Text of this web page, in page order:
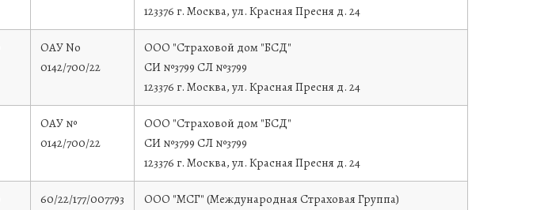
123376 г. Москва, ул. Красная Пресня д. 24
ОАУ No
0142/700/22
ООО "Страховой дом "БСД"
СИ №3799 СЛ №3799
123376 г. Москва, ул. Красная Пресня д. 24
ОАУ №
0142/700/22
ООО "Страховой дом "БСД"
СИ №3799 СЛ №3799
123376 г. Москва, ул. Красная Пресня д. 24
60/22/177/007793
ООО "МСГ" (Международная Страховая Группа)